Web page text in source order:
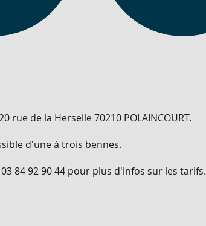
rue de la Herselle 70210 POLAINCOURT.
d'une à trois bennes.
84 92 90 44 pour plus d'infos sur les tarifs.